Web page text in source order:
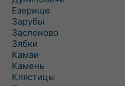
Езерище
Зарубы
Заслоново
Зябки
Камаи
Камень
Клястицы